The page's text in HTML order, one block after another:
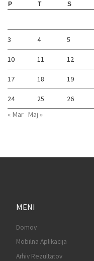
P T S
3 4 5
10 11 12
17 18 19
24 25 26
« Mar Maj »
MENI
Domov
Mobilna Aplikacija
Arhiv Rezultatov